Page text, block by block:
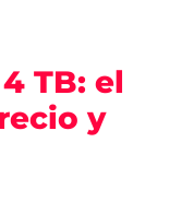
TB: el
y